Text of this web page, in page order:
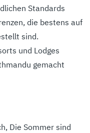
Standards
die bestens auf
sind.
und Lodges
gemacht
Die Sommer sind